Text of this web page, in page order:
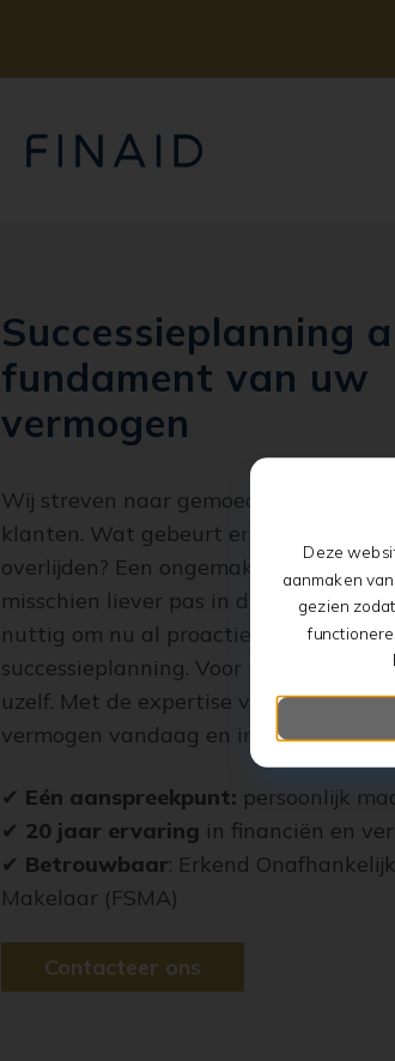
Successieplanning
fundament van uw
vermogen
Wij streven naar gemoedsrust en
klanten. Wat gebeurt er met uw
overlijden? Een ongemakkelijke vraag
misschien liever pas in de toekomst
nuttig om nu al proactief aan de slag
successieplanning. Voor uw
uzelf. Met de expertise van Finaid
vermogen vandaag en in de toekomst.
✔ Eén aanspreekpunt: persoonlijk
✔ 20 jaar ervaring in financiën en
✔ Betrouwbaar: Erkend Onafhankelijk
Makelaar (FSMA)
Contacteer ons
Deze
aanmaken
gezien